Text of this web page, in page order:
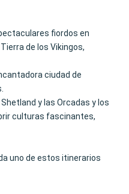
fiordos en
de los Vikingos,
ciudad de
y las Orcadas y los
culturas fascinantes,
uno de estos itinerarios